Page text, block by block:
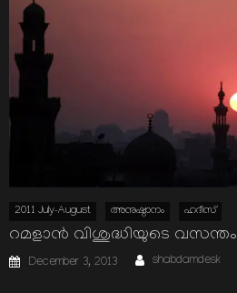
2011 July-August അനുഷ്ഠാനം ഹദീസ്
റമളാന്‍ വിശുദ്ധിയുടെ വസന്തം
Posted
on
December 3, 2013 Author
shabdamdesk